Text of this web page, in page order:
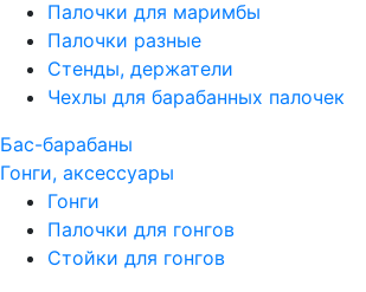
Палочки для маримбы
Палочки разные
Стенды, держатели
Чехлы для барабанных палочек
Бас-барабаны
Гонги, аксессуары
Гонги
Палочки для гонгов
Стойки для гонгов